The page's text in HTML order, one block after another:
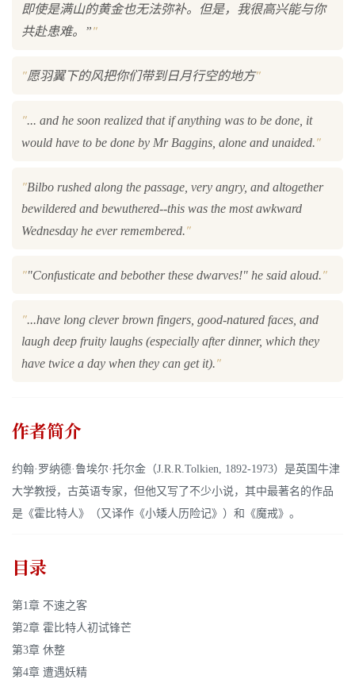
即使是满山的黄金也无法弥补。但是，我很高兴能与你
共赴患难。”"
"愿羽翼下的风把你们带到日月行空的地方"
"... and he soon realized that if anything was to be done, it
would have to be done by Mr Baggins, alone and unaided."
"Bilbo rushed along the passage, very angry, and altogether
bewildered and bewuthered--this was the most awkward
Wednesday he ever remembered."
""Confusticate and bebother these dwarves!" he said aloud."
"...have long clever brown fingers, good-natured faces, and
laugh deep fruity laughs (especially after dinner, which they
have twice a day when they can get it)."
作者简介
约翰·罗纳德·鲁埃尔·托尔金（J.R.R.Tolkien, 1892-1973）是英国牛津
大学教授，古英语专家，但他又写了不少小说，其中最著名的作品
是《霍比特人》（又译作《小矮人历险记》）和《魔戒》。
目录
第1章 不速之客
第2章 霍比特人初试锋芒
第3章 休整
第4章 遭遇妖精